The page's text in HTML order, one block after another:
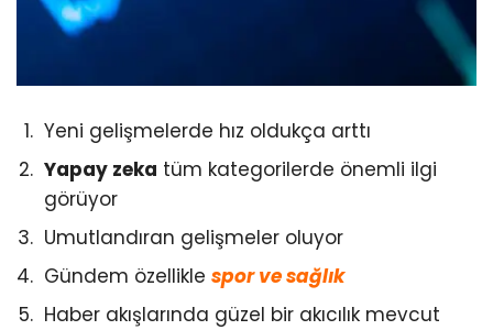
Yeni gelişmelerde hız oldukça arttı
Yapay zeka tüm kategorilerde önemli ilgi
görüyor
Umutlandıran gelişmeler oluyor
Gündem özellikle spor ve sağlık
Haber akışlarında güzel bir akıcılık mevcut